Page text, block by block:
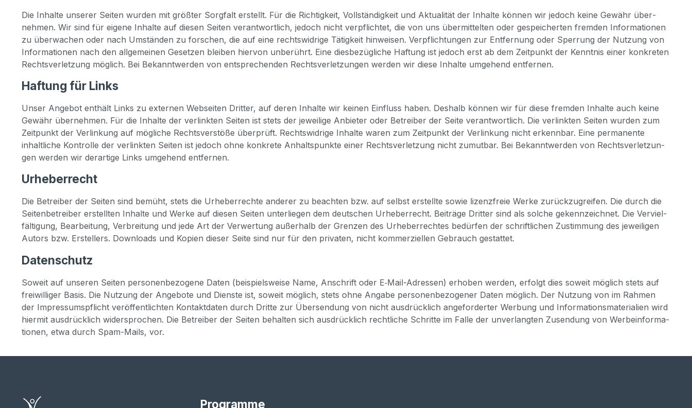
Die Inhal­te unse­rer Sei­ten wur­den mit größ­ter Sorg­falt erstellt. Für die Rich­tig­keit, Voll­stän­dig­keit und Aktua­li­tät der Inhal­te kön­nen wir jedoch kei­ne Gewähr über­
neh­men. Wir sind für eige­ne Inhal­te auf die­sen Sei­ten ver­ant­wort­lich, jedoch nicht ver­pflich­tet, die von uns über­mit­tel­ten oder gespei­cher­ten frem­den Infor­ma­tio­nen
zu über­wa­chen oder nach Umstän­den zu for­schen, die auf eine rechts­wid­ri­ge Tätig­keit hin­wei­sen. Ver­pflich­tun­gen zur Ent­fer­nung oder Sper­rung der Nut­zung von
Infor­ma­tio­nen nach den all­ge­mei­nen Geset­zen blei­ben hier­von unbe­rührt. Eine dies­be­züg­li­che Haf­tung ist jedoch erst ab dem Zeit­punkt der Kennt­nis einer kon­kre­ten
Rechts­ver­let­zung mög­lich. Bei Bekannt­wer­den von ent­spre­chen­den Rechts­ver­let­zun­gen wer­den wir die­se Inhal­te umge­hend entfernen.
Haftung für Links
Unser Ange­bot ent­hält Links zu exter­nen Web­sei­ten Drit­ter, auf deren Inhal­te wir kei­nen Ein­fluss haben. Des­halb kön­nen wir für die­se frem­den Inhal­te auch kei­ne
Gewähr über­neh­men. Für die Inhal­te der ver­link­ten Sei­ten ist stets der jewei­li­ge Anbie­ter oder Betrei­ber der Sei­te ver­ant­wort­lich. Die ver­link­ten Sei­ten wur­den zum
Zeit­punkt der Ver­lin­kung auf mög­li­che Rechts­ver­stö­ße über­prüft. Rechts­wid­ri­ge Inhal­te waren zum Zeit­punkt der Ver­lin­kung nicht erkenn­bar. Eine per­ma­nen­te
inhalt­li­che Kon­trol­le der ver­link­ten Sei­ten ist jedoch ohne kon­kre­te Anhalts­punk­te einer Rechts­ver­let­zung nicht zumut­bar. Bei Bekannt­wer­den von Rechts­ver­let­zun­
gen wer­den wir der­ar­ti­ge Links umge­hend entfernen.
Urheberrecht
Die Betrei­ber der Sei­ten sind bemüht, stets die Urhe­ber­rech­te ande­rer zu beach­ten bzw. auf selbst erstell­te sowie lizenz­freie Wer­ke zurück­zu­grei­fen. Die durch die
Sei­ten­be­trei­ber erstell­ten Inhal­te und Wer­ke auf die­sen Sei­ten unter­lie­gen dem deut­schen Urhe­ber­recht. Bei­trä­ge Drit­ter sind als sol­che gekenn­zeich­net. Die Ver­viel­
fäl­ti­gung, Bear­bei­tung, Ver­brei­tung und jede Art der Ver­wer­tung außer­halb der Gren­zen des Urhe­ber­rech­tes bedür­fen der schrift­li­chen Zustim­mung des jewei­li­gen
Autors bzw. Erstel­lers. Down­loads und Kopien die­ser Sei­te sind nur für den pri­va­ten, nicht kom­mer­zi­el­len Gebrauch gestattet.
Datenschutz
Soweit auf unse­ren Sei­ten per­so­nen­be­zo­ge­ne Daten (bei­spiels­wei­se Name, Anschrift oder E‑Mail-Adres­sen) erho­ben wer­den, erfolgt dies soweit mög­lich stets auf
frei­wil­li­ger Basis. Die Nut­zung der Ange­bo­te und Diens­te ist, soweit mög­lich, stets ohne Anga­be per­so­nen­be­zo­ge­ner Daten mög­lich. Der Nut­zung von im Rah­men
der Impres­sums­pflicht ver­öf­fent­lich­ten Kon­takt­da­ten durch Drit­te zur Über­sen­dung von nicht aus­drück­lich ange­for­der­ter Wer­bung und Infor­ma­ti­ons­ma­te­ria­li­en wird
hier­mit aus­drück­lich wider­spro­chen. Die Betrei­ber der Sei­ten behal­ten sich aus­drück­lich recht­li­che Schrit­te im Fal­le der unver­lang­ten Zusen­dung von Wer­be­infor­ma­
tio­nen, etwa durch Spam-Mails, vor.
Programme